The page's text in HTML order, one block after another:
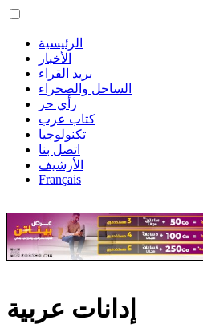
الرئيسية
الأخبار
بريد القراء
الساحل والصحراء
رأي حر
كتاب عرب
تكنولوجيا
اتصل بنا
الأرشيف
Français
إدانات عربية